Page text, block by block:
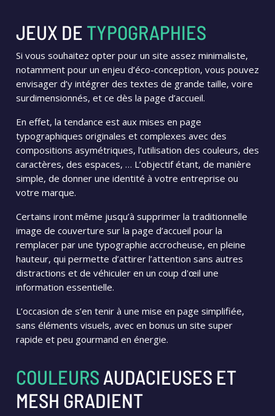
JEUX DE TYPOGRAPHIES
Si vous souhaitez opter pour un site assez minimaliste,
notamment pour un enjeu d’éco-conception, vous pouvez
envisager d’y intégrer des textes de grande taille, voire
surdimensionnés, et ce dès la page d’accueil.
En effet, la tendance est aux mises en page
typographiques originales et complexes avec des
compositions asymétriques, l’utilisation des couleurs, des
caractères, des espaces, … L’objectif étant, de manière
simple, de donner une identité à votre entreprise ou
votre marque.
Certains iront même jusqu’à supprimer la traditionnelle
image de couverture sur la page d’accueil pour la
remplacer par une typographie accrocheuse, en pleine
hauteur, qui permette d’attirer l’attention sans autres
distractions et de véhiculer en un coup d'œil une
information essentielle.
L’occasion de s’en tenir à une mise en page simplifiée,
sans éléments visuels, avec en bonus un site super
rapide et peu gourmand en énergie.
COULEURS AUDACIEUSES ET
MESH GRADIENT